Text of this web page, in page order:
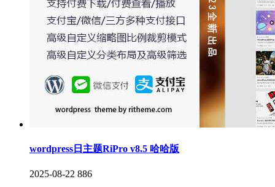
wordpress日主题RiPro v8.5 哈哈版
2025-08-22 886